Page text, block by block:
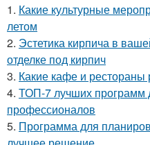
1. Какие культурные
летом
2. Эстетика кирпича в
отделке под кирпич
3. Какие кафе и рестораны
4. ТОП-7 лучших программ
профессионалов
5. Программа для